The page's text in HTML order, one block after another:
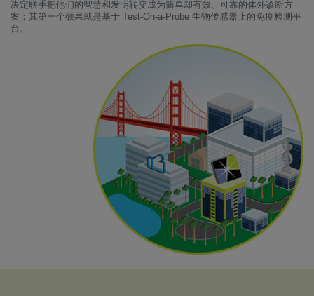
决定联手把他们的智慧和发明转变成为简单却有效、可靠的体外诊断方
案；其第一个硕果就是基于 Test-On-a-Probe 生物传感器上的免疫检测平
台。